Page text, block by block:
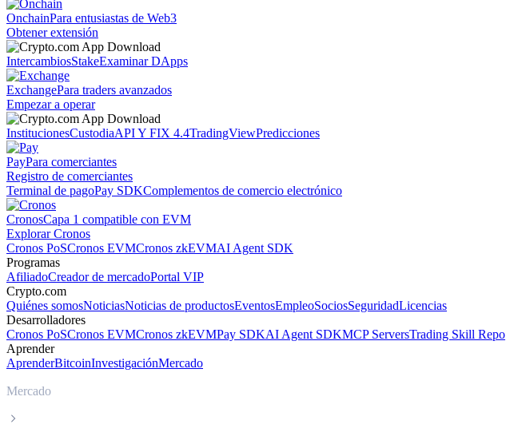
OnchainPara entusiastas de Web3
Obtener extensión
IntercambiosStakeExaminar DApps
ExchangePara traders avanzados
Empezar a operar
InstitucionesCustodiaAPI Y FIX 4.4TradingViewPredicciones
PayPara comerciantes
Registro de comerciantes
Terminal de pagoPay SDKComplementos de comercio electrónico
CronosCapa 1 compatible con EVM
Explorar Cronos
Cronos PoSCronos EVMCronos zkEVMAI Agent SDK
Programas
AfiliadoCreador de mercadoPortal VIP
Crypto.com
Quiénes somosNoticiasNoticias de productosEventosEmpleoSociosSeguridadLicencias
Desarrolladores
Cronos PoSCronos EVMCronos zkEVMPay SDKAI Agent SDKMCP ServersTrading Skill Repo
Aprender
AprenderBitcoinInvestigaciónMercado
Mercado